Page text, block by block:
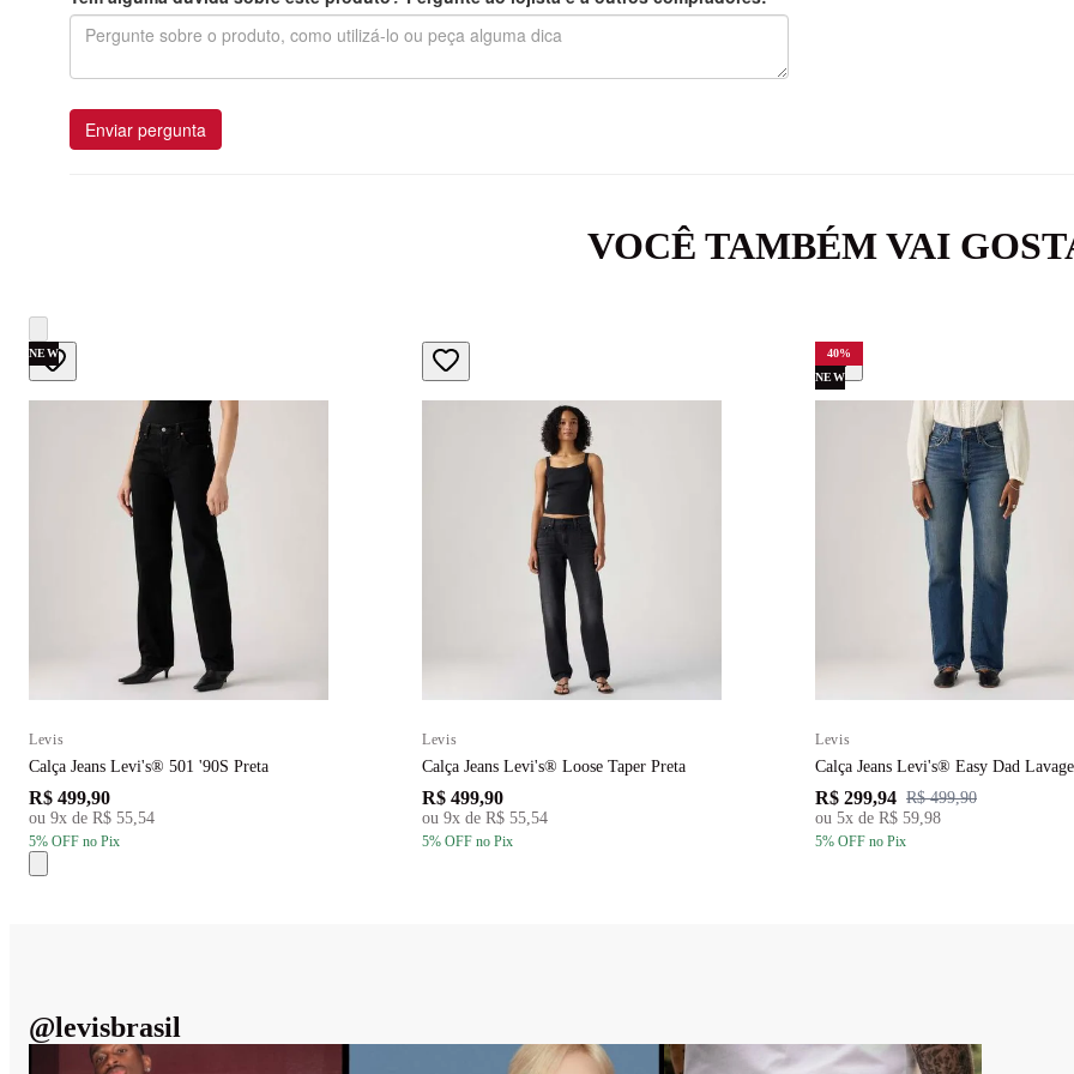
Enviar pergunta
VOCÊ TAMBÉM VAI
NEW
Levis
Calça Jeans Levi's® 501 '90S Preta
R$ 499,90
ou 9x de R$ 55,54
5% OFF no Pix
Levis
Calça Jeans Levi's® Loose Taper Preta
R$ 499,90
ou 9x de R$ 55,54
5% OFF no Pix
40%
NEW
Levis
Calça Jeans Levi's® Easy Dad
R$ 299,94 R$ 499,90
ou 5x de R$ 59,98
5% OFF no Pix
@levisbrasil